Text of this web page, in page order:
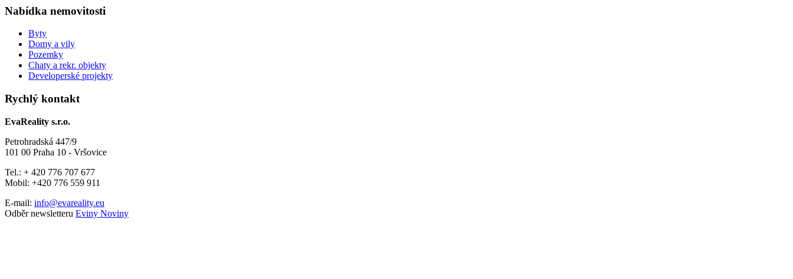
Nabídka nemovitosti
Byty
Domy a vily
Pozemky
Chaty a rekr. objekty
Developerské projekty
Rychlý kontakt
EvaReality s.r.o.
Petrohradská 447/9
101 00 Praha 10 - Vršovice
Tel.: + 420 776 707 677
Mobil: +420 776 559 911
E-mail: info@evareality.eu
Odběr newsletteru Eviny Noviny